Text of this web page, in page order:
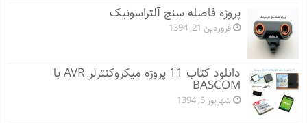
پروژه فاصله سنج آلتراسونیک
فروردین 21, 1394
دانلود کتاب 11 پروژه میکروکنترلر AVR با
BASCOM
شهریور 5, 1394